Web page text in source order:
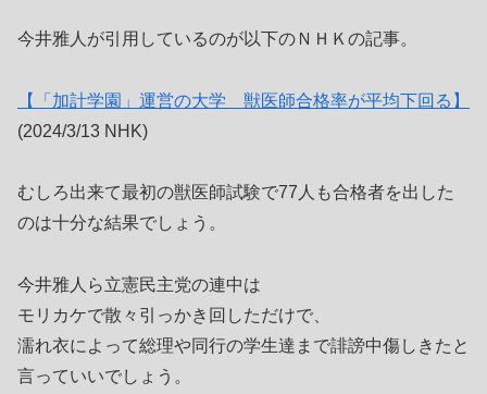
今井雅人が引用しているのが以下のＮＨＫの記事。
【「加計学園」運営の大学 獣医師合格率が平均下回る】
(2024/3/13 NHK)
むしろ出来て最初の獣医師試験で77人も合格者を出した
のは十分な結果でしょう。
今井雅人ら立憲民主党の連中は
モリカケで散々引っかき回しただけで、
濡れ衣によって総理や同行の学生達まで誹謗中傷しきたと
言っていいでしょう。